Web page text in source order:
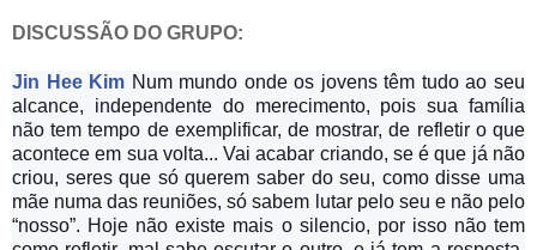
DISCUSSÃO DO GRUPO:
Jin Hee Kim Num mundo onde os jovens têm tudo ao seu
alcance, independente do merecimento, pois sua família
não tem tempo de exemplificar, de mostrar, de refletir o que
acontece em sua volta... Vai acabar criando, se é que já não
criou, seres que só querem saber do seu, como disse uma
mãe numa das reuniões, só sabem lutar pelo seu e não pelo
“nosso”. Hoje não existe mais o silencio, por isso não tem